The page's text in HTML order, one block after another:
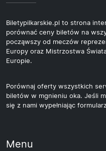
Biletypilkarskie.pl to strona
porównać ceny biletów na
począwszy od meczów
Europy oraz Mistrzostwa
Europie.
Porównaj oferty wszystkich
biletów w mgnieniu oka. Jeśli
się z nami wypełniając
Menu